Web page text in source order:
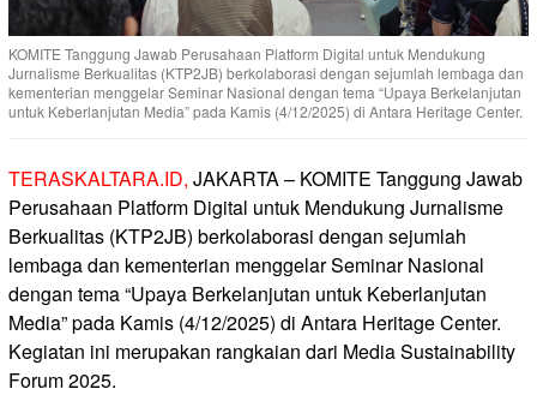
KOMITE Tanggung Jawab Perusahaan Platform Digital untuk Mendukung
Jurnalisme Berkualitas (KTP2JB) berkolaborasi dengan sejumlah lembaga dan
kementerian menggelar Seminar Nasional dengan tema “Upaya Berkelanjutan
untuk Keberlanjutan Media” pada Kamis (4/12/2025) di Antara Heritage Center.
TERASKALTARA.ID, JAKARTA – KOMITE Tanggung Jawab
Perusahaan Platform Digital untuk Mendukung Jurnalisme
Berkualitas (KTP2JB) berkolaborasi dengan sejumlah
lembaga dan kementerian menggelar Seminar Nasional
dengan tema “Upaya Berkelanjutan untuk Keberlanjutan
Media” pada Kamis (4/12/2025) di Antara Heritage Center.
Kegiatan ini merupakan rangkaian dari Media Sustainability
Forum 2025.